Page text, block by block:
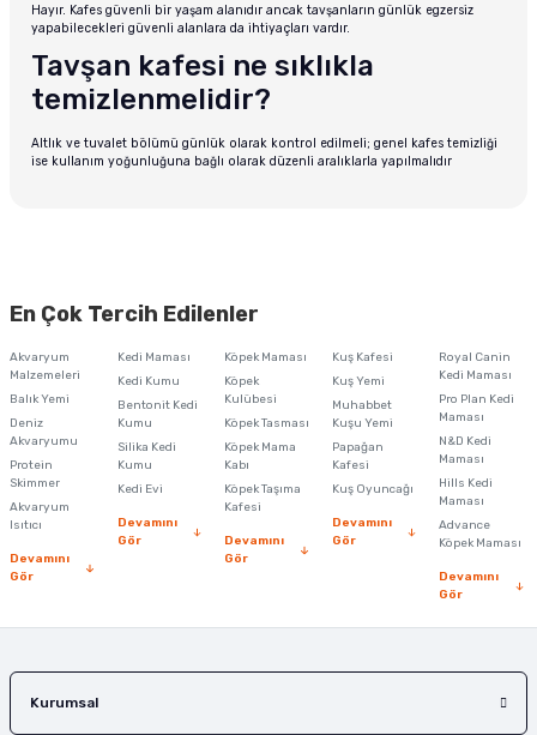
Hayır. Kafes güvenli bir yaşam alanıdır ancak tavşanların günlük egzersiz
yapabilecekleri güvenli alanlara da ihtiyaçları vardır.
Tavşan kafesi ne sıklıkla
temizlenmelidir?
Altlık ve tuvalet bölümü günlük olarak kontrol edilmeli; genel kafes temizliği
ise kullanım yoğunluğuna bağlı olarak düzenli aralıklarla yapılmalıdır
En Çok Tercih Edilenler
Akvaryum
Malzemeleri
Balık Yemi
Deniz
Akvaryumu
Protein
Skimmer
Akvaryum
Isıtıcı
Devamını
Gör
Kedi Maması
Kedi Kumu
Bentonit Kedi
Kumu
Silika Kedi
Kumu
Kedi Evi
Devamını
Gör
Köpek Maması
Köpek
Kulübesi
Köpek Tasması
Köpek Mama
Kabı
Köpek Taşıma
Kafesi
Devamını
Gör
Kuş Kafesi
Kuş Yemi
Muhabbet
Kuşu Yemi
Papağan
Kafesi
Kuş Oyuncağı
Devamını
Gör
Royal Canin
Kedi Maması
Pro Plan Kedi
Maması
N&D Kedi
Maması
Hills Kedi
Maması
Advance
Köpek Maması
Devamını
Gör
Kurumsal